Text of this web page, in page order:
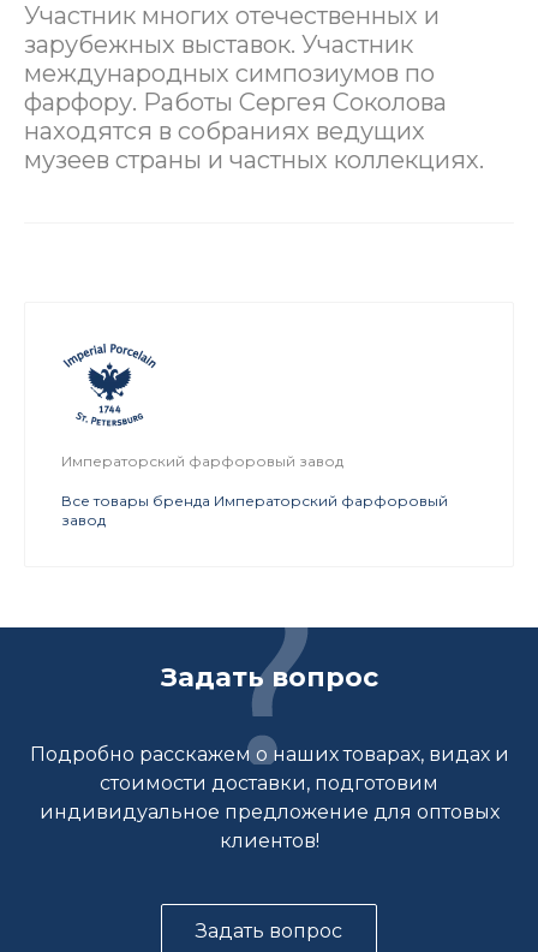
Участник многих отечественных и
зарубежных выставок. Участник
международных симпозиумов по
фарфору. Работы Сергея Соколова
находятся в собраниях ведущих
музеев страны и частных коллекциях.
Императорский фарфоровый завод
Все товары бренда Императорский фарфоровый
завод
Задать вопрос
Подробно расскажем о наших товарах, видах и
стоимости доставки, подготовим
индивидуальное предложение для оптовых
клиентов!
Задать вопрос